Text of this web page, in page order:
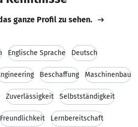
ganze Profil zu sehen.
Englische Sprache Deutsch
Beschaffung Maschinenbau
Zuverlässigkeit Selbstständigkeit
Freundlichkeit Lernbereitschaft